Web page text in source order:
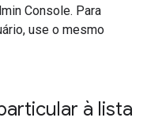
Console. Para
use o mesmo
à lista